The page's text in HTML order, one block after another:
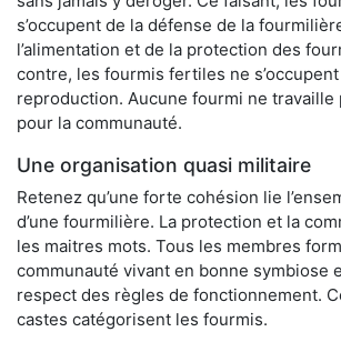
s’occupent de la défense de la
l’alimentation et de la protection des
contre, les fourmis fertiles ne
reproduction. Aucune fourmi ne travaille
pour la communauté.
Une organisation quasi militaire
Retenez qu’une forte cohésion lie
d’une fourmilière. La protection et la
les maitres mots. Tous les membres
communauté vivant en bonne symbiose
respect des règles de fonctionnement.
castes catégorisent les fourmis.